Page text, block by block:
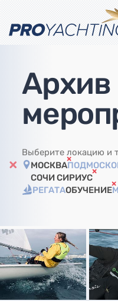
Архив
Выберите локацию и
МОСКВА
СОЧИ СИРИУС
РЕГАТАОБУЧЕНИЕ